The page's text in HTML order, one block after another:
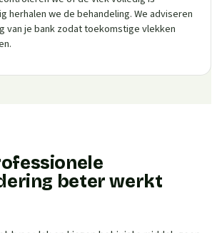
herhalen we de behandeling. We adviseren
van je bank zodat toekomstige vlekken
beter werkt